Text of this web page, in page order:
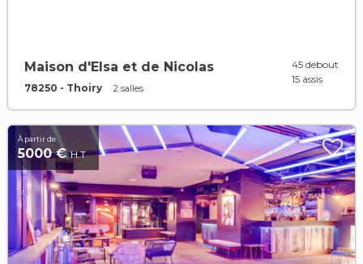
Maison d'Elsa et de Nicolas
78250 - Thoiry 2 salles
45 debout
15 assis
À partir de
5000 €H.T